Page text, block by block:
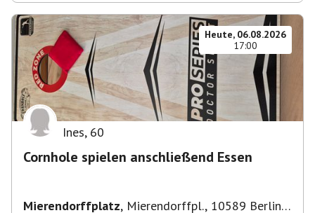
Heute, 06.08.2026
17:00
Ines, 60
Cornhole spielen anschließend Essen
Mierendorffplatz, Mierendorffpl., 10589 Berlin-